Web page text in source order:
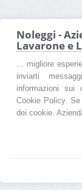
Noleggi -
Lavarone e
... migliore
inviarti
informazioni sui
Cookie Policy.
dei cookie.